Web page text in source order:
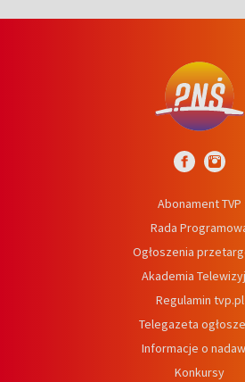
Abonament TVP
Rada
Ogłoszenia
Akademia
Regulamin tvp.pl
Telegazeta
Informacje o
Konkursy